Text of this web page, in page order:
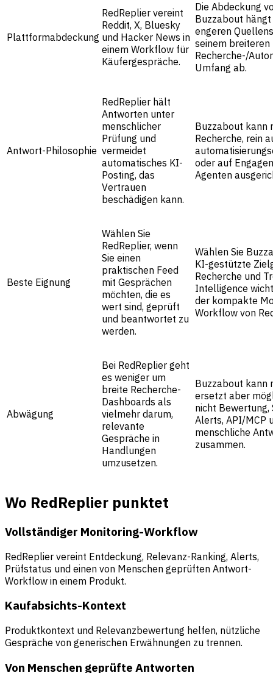
Plattformabdeckung
RedReplier vereint
Reddit, X, Bluesky
und Hacker News in
einem Workflow für
Käufergespräche.
Die Abdeckung
Buzzabout
engeren
seinem breiteren
Recherche-/
Umfang ab.
Antwort-Philosophie
RedReplier hält
Antworten unter
menschlicher
Prüfung und
vermeidet
automatisches KI-
Posting, das
Vertrauen
beschädigen kann.
Buzzabout kann
Recherche, rein
oder auf
Agenten
Beste Eignung
Wählen Sie
RedReplier, wenn
Sie einen
praktischen Feed
mit Gesprächen
möchten, die es
wert sind, geprüft
und beantwortet zu
werden.
Wählen Sie
KI-gestützte
Recherche und
Intelligence
der kompakte
Workflow von
Abwägung
Bei RedReplier geht
es weniger um
breite Recherche-
Dashboards als
vielmehr darum,
relevante
Gespräche in
Handlungen
umzusetzen.
Buzzabout kann
ersetzt aber
nicht Bewertung,
Alerts, API/MCP
menschliche
zusammen.
Wo RedReplier punktet
Vollständiger Monitoring-Workflow
RedReplier vereint Entdeckung, Relevanz-Ranking, Alerts,
Prüfstatus und einen von Menschen geprüften Antwort-
Workflow in einem Produkt.
Kaufabsichts-Kontext
Produktkontext und Relevanzbewertung helfen, nützliche
Gespräche von generischen Erwähnungen zu trennen.
Von Menschen geprüfte Antworten